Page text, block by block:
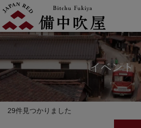
イベント
29件見つかりました